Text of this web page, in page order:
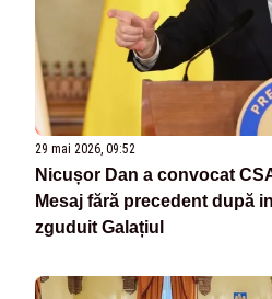
29 mai 2026, 09:52
Nicușor Dan a convocat
Mesaj fără precedent după
zguduit Galațiul